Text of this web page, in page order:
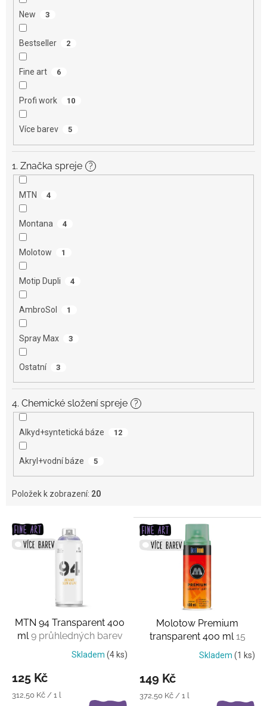
New 3
Bestseller 2
Fine art 6
Profi work 10
Více barev 5
1. Značka spreje ?
MTN 4
Montana 4
Molotow 1
Motip Dupli 4
AmbroSol 1
Spray Max 3
Ostatní 3
4. Chemické složení spreje ?
Alkyd+syntetická báze 12
Akryl+vodní báze 5
Položek k zobrazení: 20
V
p
ů
MTN 94 Transparent 400
ml9 průhledných barev
Skladem (4 ks)
125 Kč
Měrná
312,50 Kč / 1 l
Molotow Premium
transparent 400 ml15
průhledných barev
Skladem (1 ks)
149 Kč
Měrná
372,50 Kč / 1 l